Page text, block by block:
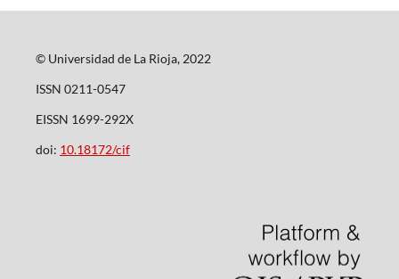
© Universidad de La Rioja, 2022
ISSN 0211-0547
EISSN 1699-292X
doi: 10.18172/cif